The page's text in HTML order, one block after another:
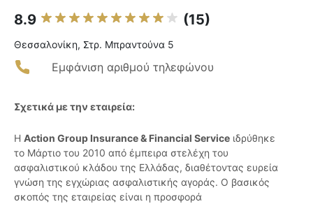
8.9 (15)
Θεσσαλονίκη, Στρ. Μπραντούνα 5
Εμφάνιση αριθμού τηλεφώνου
Σχετικά με την εταιρεία:
Η Action Group Insurance & Financial Service ιδρύθηκε
το Μάρτιο του 2010 από έμπειρα στελέχη του
ασφαλιστικού κλάδου της Ελλάδας, διαθέτοντας ευρεία
γνώση της εγχώριας ασφαλιστικής αγοράς. Ο βασικός
σκοπός της εταιρείας είναι η προσφορά